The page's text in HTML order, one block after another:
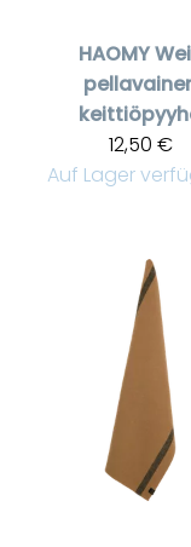
HAOMY
12,50 €
Auf Lager